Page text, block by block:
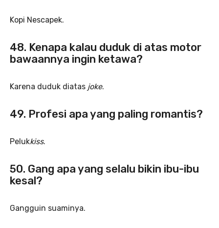
Kopi Nescapek.
48. Kenapa kalau duduk di atas motor
bawaannya ingin ketawa?
Karena duduk diatas joke.
49. Profesi apa yang paling romantis?
Pelukkiss.
50. Gang apa yang selalu bikin ibu-ibu
kesal?
Gangguin suaminya.